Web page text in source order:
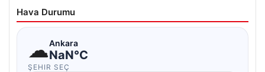
Hava Durumu
☁Ankara
NaN°C
ŞEHIR SEÇ